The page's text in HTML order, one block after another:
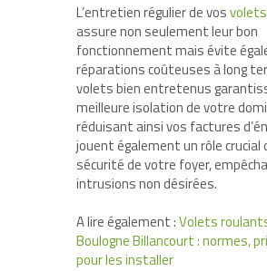
L’entretien régulier de vos
assure non seulement leur bon
fonctionnement mais évite
réparations coûteuses à long
volets bien entretenus
meilleure isolation de votre
réduisant ainsi vos factures
jouent également un rôle crucial
sécurité de votre foyer,
intrusions non désirées.
A lire également :Volets
Boulogne Billancourt : normes,
pour les installer